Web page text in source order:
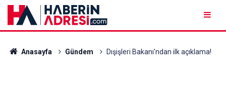
Anasayfa Gündem Dışişleri Bakanı'ndan ilk açıklama!